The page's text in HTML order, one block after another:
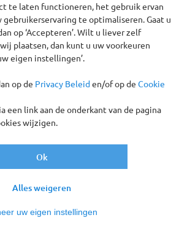
kust is het uitgangspunt van deze
zich uit van de chique badplaatsen
Franse Côte d’Azur, het kleine
tot aan het Italiaanse Toscane. Het
is bij de meeste mensen beter
vanwege de prachtige natuur
Diano Marina 3* nabij het strand
avond
te laten functioneren, het gebruik ervan
gebruikerservaring te optimaliseren. Gaat u
op ‘Accepteren’. Wilt u liever zelf
plaatsen, dan kunt u uw voorkeuren
eigen instellingen’.
op de Privacy Beleiden/of op de Cookie
een link aan de onderkant van de pagina
wijzigen.
uw eigen instellingen
Alles weigeren
Ok